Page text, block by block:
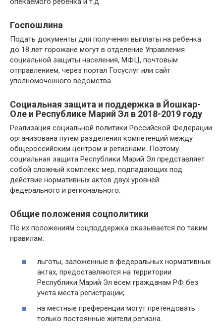
Госпошлина
Подать документы для получения выплаты на ребенка
до 18 лет горожане могут в отделение Управления
социальной защиты населения, МФЦ, почтовым
отправлением, через портал Госуслуг или сайт
уполномоченного ведомства.
Социальная защита и поддержка в Йошкар-
Оле и Республике Марий Эл в 2018-2019 году
Реализация социальной политики Российской Федерации
организована путем разделения компетенций между
общероссийским центром и регионами. Поэтому
социальная защита Республики Марий Эл представляет
собой сложный комплекс мер, подпадающих под
действие нормативных актов двух уровней:
федерального и регионального.
Общие положения соцполитики
По их положениям соцподдержка оказывается по таким
правилам:
льготы, заложенные в федеральных нормативных
актах, предоставляются на территории
Республики Марий Эл всем гражданам РФ без
учета места регистрации;
на местные преференции могут претендовать
только постоянные жители региона.